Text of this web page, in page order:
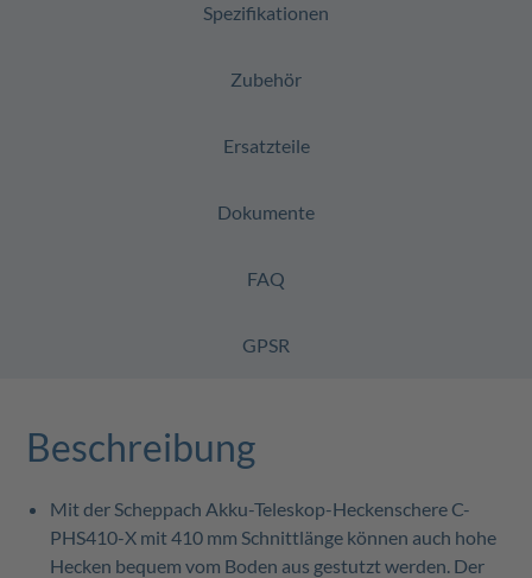
Spezifikationen
Zubehör
Ersatzteile
Dokumente
FAQ
GPSR
Beschreibung
Mit der Scheppach Akku-Teleskop-Heckenschere C-
PHS410-X mit 410 mm Schnittlänge können auch hohe
Hecken bequem vom Boden aus gestutzt werden. Der